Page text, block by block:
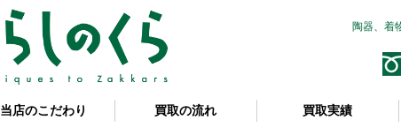
陶器、着
当店のこだわり 買取の流れ 買取実績